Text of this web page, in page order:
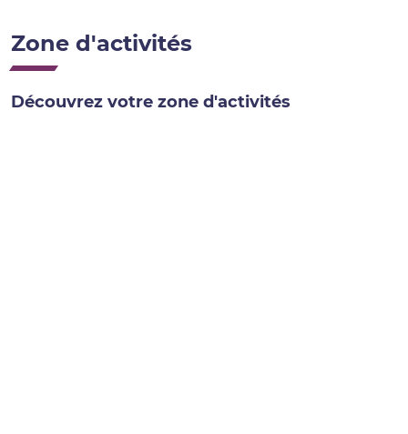
Zone d'activités
Découvrez votre zone d'activités